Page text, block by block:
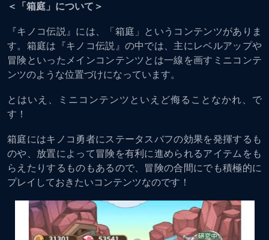
＜「箱庭」について＞
『キノコ伝説』には、「箱庭」というコンテンツがありま
す。箱庭は『キノコ伝説』の中では、主にレベルアップや
冒険といったメインコンテンツとは一線を画すミニコンテ
ンツのような位置づけになっています。
とはいえ、ミニコンテンツといえど侮ることなかれ、で
す！
箱庭にはキノコ勇者にステータスバフの効果を発揮するも
のや、放置によって冒険を有利に進められるアイテムをも
らえたりするものもあるので、冒険の合間にでも積極的に
プレイしておきたいコンテンツなのです！